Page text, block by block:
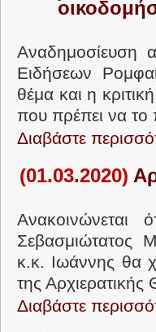
Αναδημοσίευση
Ειδήσεων
θέμα και η
που πρέπει να το
Διαβάστε
(01.03.2020)
Σεβασμιώτατος
κ.κ. Ιωάννης θα
της Αρχιερατικής
Διαβάστε